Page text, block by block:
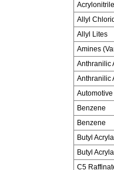
Allyl
Allyl Lites
Amines
Anthranilic
Anthranilic
Benzene
Benzene
Butyl
Butyl
C5